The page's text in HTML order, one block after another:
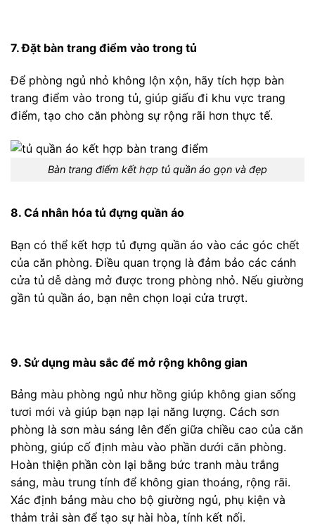
7. Đặt bàn trang điểm vào trong tủ
Để phòng ngủ nhỏ không lộn xộn, hãy tích hợp bàn
trang điểm vào trong tủ, giúp giấu đi khu vực trang
điểm, tạo cho căn phòng sự rộng rãi hơn thực tế.
Bàn trang điểm kết hợp tủ quần áo gọn và đẹp
8. Cá nhân hóa tủ đựng quần áo
Bạn có thể kết hợp tủ đựng quần áo vào các góc chết
của căn phòng. Điều quan trọng là đảm bảo các cánh
cửa tủ dễ dàng mở được trong phòng nhỏ. Nếu giường
gần tủ quần áo, bạn nên chọn loại cửa trượt.
9. Sử dụng màu sắc để mở rộng không gian
Bảng màu phòng ngủ như hồng giúp không gian sống
tươi mới và giúp bạn nạp lại năng lượng. Cách sơn
phòng là sơn màu sáng lên đến giữa chiều cao của căn
phòng, giúp cố định màu vào phần dưới căn phòng.
Hoàn thiện phần còn lại bằng bức tranh màu trắng
sáng, màu trung tính để không gian thoáng, rộng rãi.
Xác định bảng màu cho bộ giường ngủ, phụ kiện và
thảm trải sàn để tạo sự hài hòa, tính kết nối.